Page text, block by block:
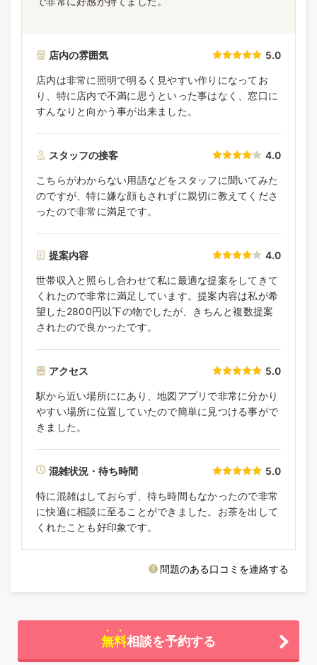
店内の雰囲気 5.0
店内は非常に照明で明るく見やすい作りになってお
り、特に店内で不満に思うといった事はなく、窓口に
すんなりと向かう事が出来ました。
スタッフの接客 4.0
こちらがわからない用語などをスタッフに聞いてみた
のですが、特に嫌な顔もされずに親切に教えてくださ
ったので非常に満足です。
提案内容 4.0
世帯収入と照らし合わせて私に最適な提案をしてきて
くれたので非常に満足しています。提案内容は私が希
望した2800円以下の物でしたが、きちんと複数提案
されたので良かったです。
アクセス 5.0
駅から近い場所ににあり、地図アプリで非常に分かり
やすい場所に位置していたので簡単に見つける事がで
きました。
混雑状況・待ち時間 5.0
特に混雑はしておらず、待ち時間もなかったので非常
に快適に相談に至ることができました。お茶を出して
くれたことも好印象です。
問題のある口コミを連絡する
無料相談を予約する